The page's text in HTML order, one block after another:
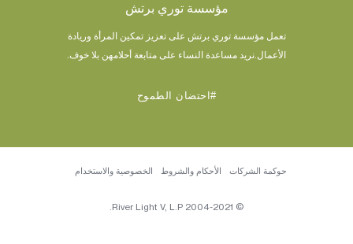
مؤسسة توري برتش
تعمل مؤسسة توري برتش على تعزيز تمكين المرأة وريادة
الأعمال. نريد مساعدة النساء على متابعة أحلامهن بلا خوف.
#احتضان الطموح
© 2004-2021 River Light V, L.P.
حوكمة الشركات الأحكام والشروط الخصوصية والاستخدام